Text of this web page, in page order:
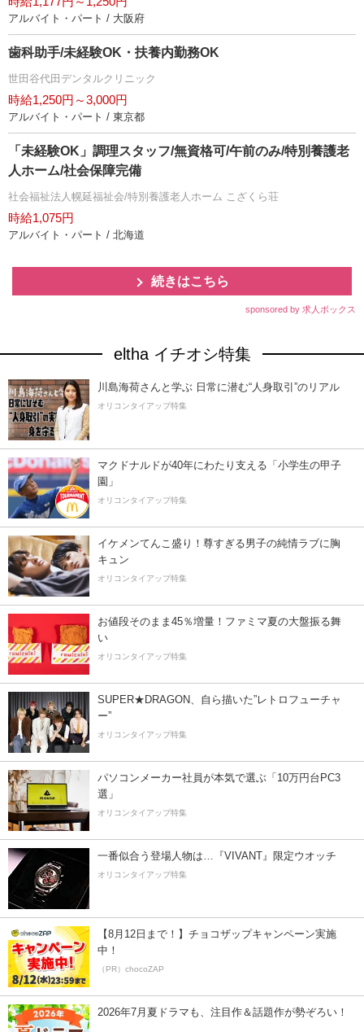
アルバイト・パート / 大阪府
歯科助手/未経験OK・扶養内勤務OK
世田谷代田デンタルクリニック
時給1,250円～3,000円
アルバイト・パート / 東京都
「未経験OK」調理スタッフ/無資格可/午前のみ/特別養護老
人ホーム/社会保障完備
社会福祉法人幌延福祉会/特別養護老人ホーム こざくら荘
時給1,075円
アルバイト・パート / 北海道
続きはこちら
sponsored by 求人ボックス
eltha イチオシ特集
川島海荷さんと学ぶ 日常に潜む“人身取引”のリアル
オリコンタイアップ特集
マクドナルドが40年にわたり支える「小学生の甲子
園」
オリコンタイアップ特集
イケメンてんこ盛り！尊すぎる男子の純情ラブに胸
キュン
オリコンタイアップ特集
お値段そのまま45％増量！ファミマ夏の大盤振る舞
い
オリコンタイアップ特集
SUPER★DRAGON、自ら描いた”レトロフューチャ
ー”
オリコンタイアップ特集
パソコンメーカー社員が本気で選ぶ「10万円台PC3
選」
オリコンタイアップ特集
一番似合う登場人物は…『VIVANT』限定ウオッチ
オリコンタイアップ特集
【8月12日まで！】チョコザップキャンペーン実施
中！
（PR）chocoZAP
2026年7月夏ドラマも、注目作＆話題作が勢ぞろい！